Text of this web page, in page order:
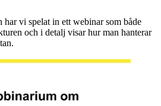
har vi spelat in ett webinar som både
och i detalj visar hur man hanterar